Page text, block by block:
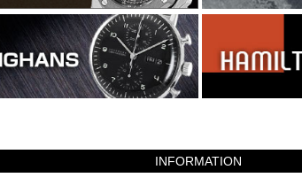
INFORMATION